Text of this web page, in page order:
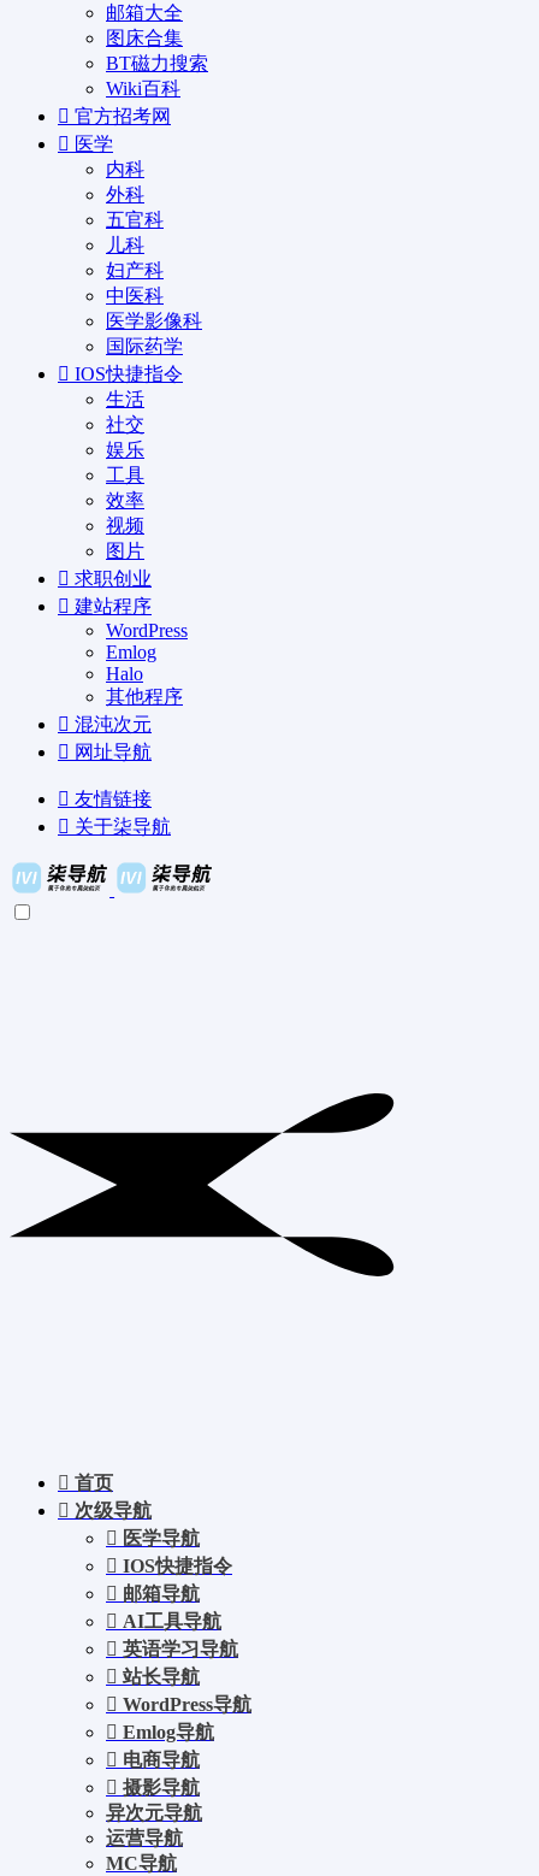
邮箱大全
图床合集
BT磁力搜索
Wiki百科
官方招考网
医学
内科
外科
五官科
儿科
妇产科
中医科
医学影像科
国际药学
IOS快捷指令
生活
社交
娱乐
工具
效率
视频
图片
求职创业
建站程序
WordPress
Emlog
Halo
其他程序
混沌次元
网址导航
友情链接
关于柒导航
首页
次级导航
医学导航
IOS快捷指令
邮箱导航
AI工具导航
英语学习导航
站长导航
WordPress导航
Emlog导航
电商导航
摄影导航
异次元导航
运营导航
MC导航